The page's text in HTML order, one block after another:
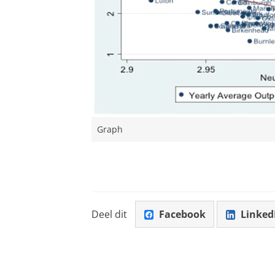
Graph
Deel dit Facebook